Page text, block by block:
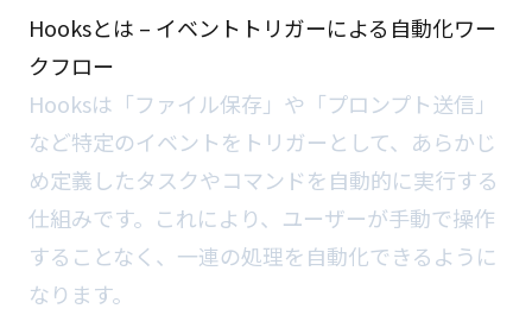
Hooksとは – イベントトリガーによる自動化ワー
クフロー
Hooksは「ファイル保存」や「プロンプト送信」
など特定のイベントをトリガーとして、あらかじ
め定義したタスクやコマンドを自動的に実行する
仕組みです。これにより、ユーザーが手動で操作
することなく、一連の処理を自動化できるように
なります。